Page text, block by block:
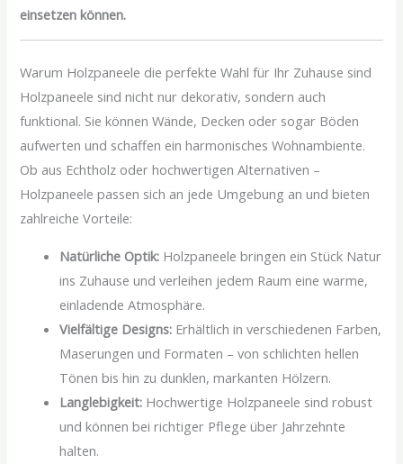
einsetzen können.
Warum Holzpaneele die perfekte Wahl für Ihr Zuhause sind
Holzpaneele sind nicht nur dekorativ, sondern auch
funktional. Sie können Wände, Decken oder sogar Böden
aufwerten und schaffen ein harmonisches Wohnambiente.
Ob aus Echtholz oder hochwertigen Alternativen –
Holzpaneele passen sich an jede Umgebung an und bieten
zahlreiche Vorteile:
Natürliche Optik: Holzpaneele bringen ein Stück Natur
ins Zuhause und verleihen jedem Raum eine warme,
einladende Atmosphäre.
Vielfältige Designs: Erhältlich in verschiedenen Farben,
Maserungen und Formaten – von schlichten hellen
Tönen bis hin zu dunklen, markanten Hölzern.
Langlebigkeit: Hochwertige Holzpaneele sind robust
und können bei richtiger Pflege über Jahrzehnte
halten.